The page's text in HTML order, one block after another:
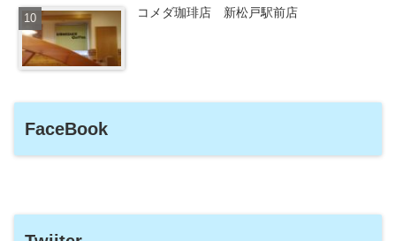
コメダ珈琲店 新松戸駅前店
FaceBook